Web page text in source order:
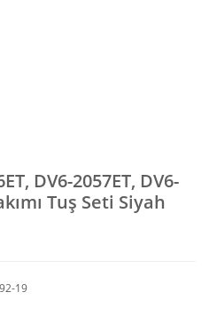
DV6-2057ET, DV6-
Tuş Seti Siyah
19